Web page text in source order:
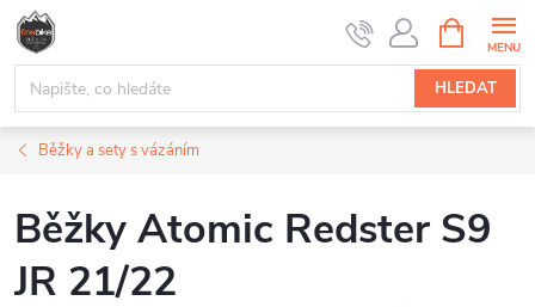
Přejít
obsah
HLEDAT
NÁKUPNÍ
KOŠÍK
Běžky a sety s vázáním
Běžky Atomic Redster S9
JR 21/22